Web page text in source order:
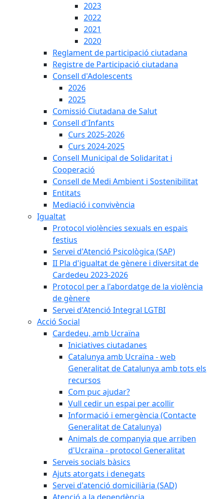
2023
2022
2021
2020
Reglament de participació ciutadana
Registre de Participació ciutadana
Consell d'Adolescents
2026
2025
Comissió Ciutadana de Salut
Consell d'Infants
Curs 2025-2026
Curs 2024-2025
Consell Municipal de Solidaritat i
Cooperació
Consell de Medi Ambient i Sostenibilitat
Entitats
Mediació i convivència
Igualtat
Protocol violències sexuals en espais
festius
Servei d'Atenció Psicològica (SAP)
II Pla d'igualtat de gènere i diversitat de
Cardedeu 2023-2026
Protocol per a l'abordatge de la violència
de gènere
Servei d'Atenció Integral LGTBI
Acció Social
Cardedeu, amb Ucraïna
Iniciatives ciutadanes
Catalunya amb Ucraïna - web
Generalitat de Catalunya amb tots els
recursos
Com puc ajudar?
Vull cedir un espai per acollir
Informació i emergència (Contacte
Generalitat de Catalunya)
Animals de companyia que arriben
d'Ucraïna - protocol Generalitat
Serveis socials bàsics
Ajuts atorgats i denegats
Servei d'atenció domiciliària (SAD)